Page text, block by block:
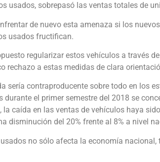
usados, sobrepasó las ventas totales de
de nuevo esta amenaza si los
usados fructifican.
regularizar estos vehículos a través
rechazo a estas medidas de clara
sería contraproducente sobre todo en los
el primer semestre del 2018 se
la caída en las ventas de vehículos haya
disminución del 20% frente al 8% a nivel
no sólo afecta la economía nacional,